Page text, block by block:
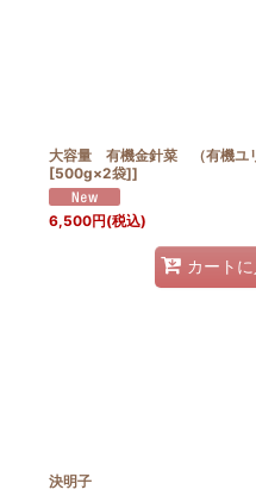
大容量 有機金針菜 （有機ユ
[500g×2袋]]
6,500円(税込)
カート
決明子